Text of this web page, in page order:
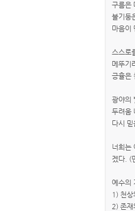
구름은
불기둥
마음이
스스로
메뚜기
긍휼은
광야의
두려움
다시 믿
너희는
겠다. (
예수의
1) 천상
2) 존재